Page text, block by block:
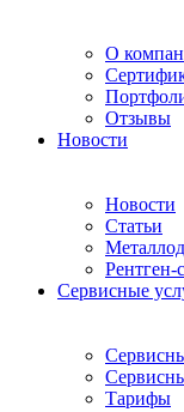
О
Отзывы
Новости
Новости
Статьи
Рентген-
Сервисные
Тарифы